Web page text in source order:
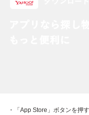
・「App Store」ボタンを押